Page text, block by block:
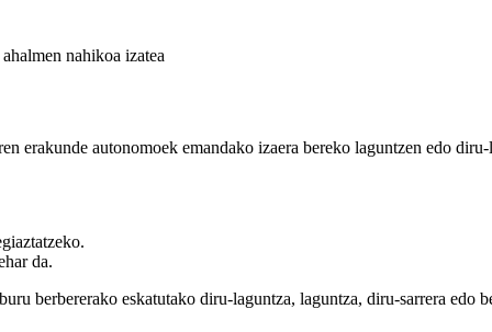
nahikoa izatea
erakunde autonomoek emandako izaera bereko laguntzen edo
da.
berbererako eskatutako diru-laguntza, laguntza, diru-sarrera edo